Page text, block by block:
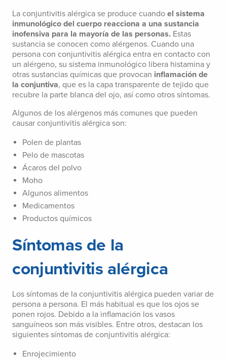
La conjuntivitis alérgica se produce cuando el sistema
inmunológico del cuerpo reacciona a una sustancia
inofensiva para la mayoría de las personas. Estas
sustancia se conocen como alérgenos. Cuando una
persona con conjuntivitis alérgica entra en contacto con
un alérgeno, su sistema inmunológico libera histamina y
otras sustancias químicas que provocan inflamación de
la conjuntiva, que es la capa transparente de tejido que
recubre la parte blanca del ojo, así como otros síntomas.
Algunos de los alérgenos más comunes que pueden
causar conjuntivitis alérgica son:
Polen de plantas
Pelo de mascotas
Ácaros del polvo
Moho
Algunos alimentos
Medicamentos
Productos químicos
Síntomas de la
conjuntivitis alérgica
Los síntomas de la conjuntivitis alérgica pueden variar de
persona a persona. El más habitual es que los ojos se
ponen rojos. Debido a la inflamación los vasos
sanguíneos son más visibles. Entre otros, destacan los
siguientes síntomas de conjuntivitis alérgica:
Enrojecimiento